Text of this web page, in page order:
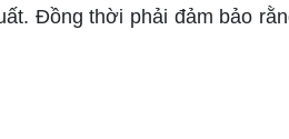
Đồng thời phải đảm bảo